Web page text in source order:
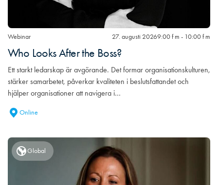
Webinar 27. augusti 20269:00 f m - 10:00 f m
Who Looks After the Boss?
Ett starkt ledarskap är avgörande. Det formar organisationskulturen,
stärker samarbetet, påverkar kvaliteten i beslutsfattandet och
hjälper organisationer att navigera i…
Online
Global